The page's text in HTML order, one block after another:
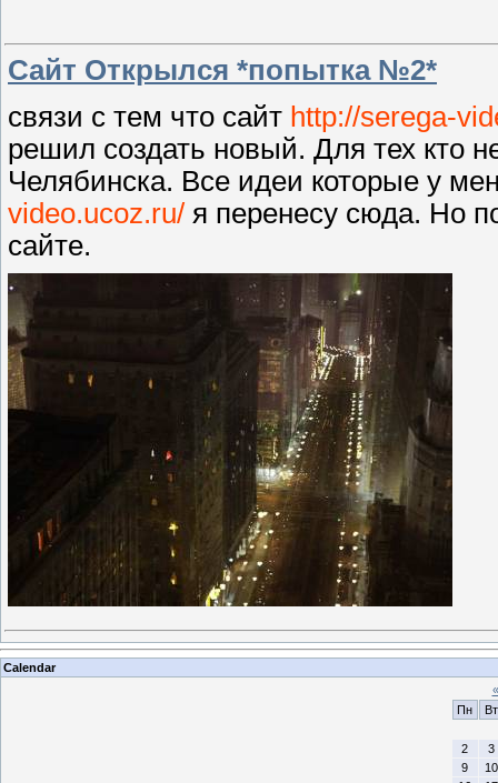
Сайт Открылся *попытка №2*
связи с тем что сайт http://serega-
решил создать новый. Для тех кто
Челябинска. Все идеи которые у
video.ucoz.ru/ я перенесу сюда. Но
сайте.
Calendar
«
Пн
Вт
2
3
9
10